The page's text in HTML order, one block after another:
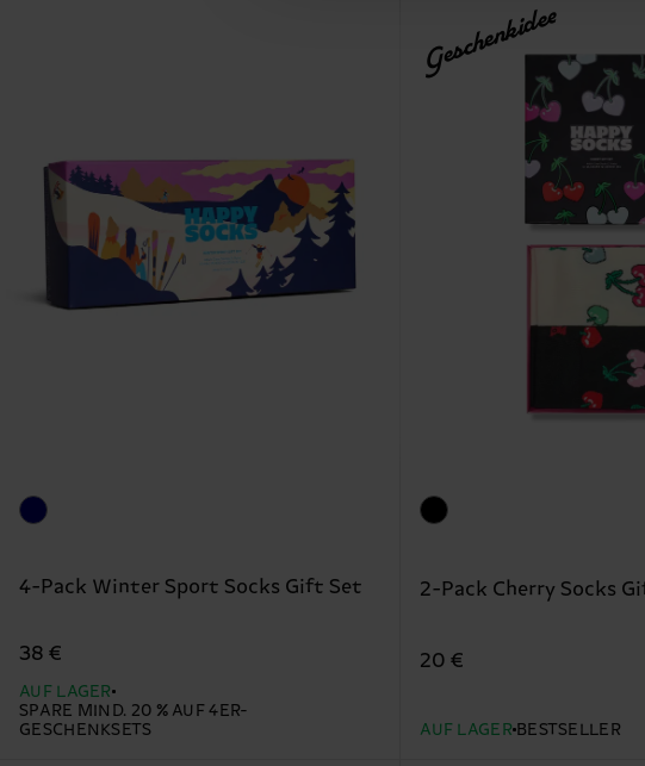
4-Pack Winter Sport Socks Gift Set
38 €
AUF LAGER
SPARE MIND. 20 % AUF 4ER-
GESCHENKSETS
Geschenkidee
2-Pack Cherry Socks
20 €
AUF LAGER BESTSELLER